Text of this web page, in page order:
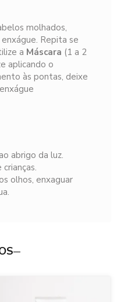
molhados,
Repita se
a Máscara (1 a 2
aplicando o
às pontas, deixe
abrigo da luz.
olhos, enxaguar